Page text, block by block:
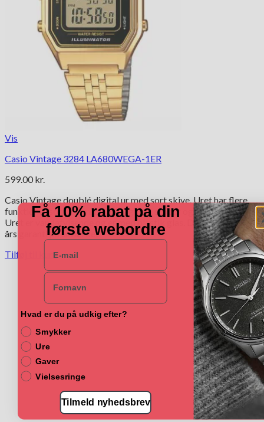
Vis
Casio Vintage 3284 LA680WEGA-1ER
599.00 kr.
Casio Vintage doublé digital ur med sort skive. Uret har flere
funktioner som alarm, lys, tidtagning, stopur og tydeligt display.
Uret er vandafvisende og er med plastik glas. Der medfølger 2
års garanti på urværket.
Tilføj til kurv
Få 10% rabat på din
første webordre
E-mail
Navn
Hvad er du på udkig efter?
Smykker
Ure
Gaver
Vielsesringe
Tilmeld nyhedsbrev